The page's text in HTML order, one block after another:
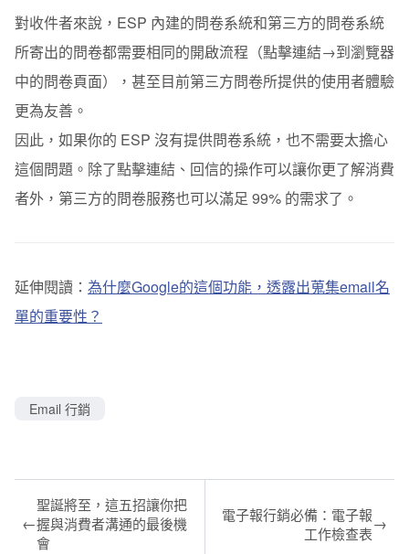
對收件者來說，ESP 內建的問卷系統和第三方的問卷系統
所寄出的問卷都需要相同的開啟流程（點擊連結→到瀏覽器
中的問卷頁面），甚至目前第三方問卷所提供的使用者體驗
更為友善。
因此，如果你的 ESP 沒有提供問卷系統，也不需要太擔心
這個問題。除了點擊連結、回信的操作可以讓你更了解消費
者外，第三方的問卷服務也可以滿足 99% 的需求了。
延伸閱讀： 為什麼Google的這個功能，透露出蒐集email名
單的重要性？
Email 行銷
←
聖誕將至，這五招讓你把
握與消費者溝通的最後機
會
電子報行銷必備：電子報
工作檢查表→